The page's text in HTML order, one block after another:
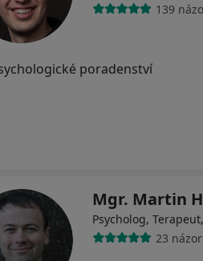
139
poradenství
Mgr. Martin
Psycholog,
23